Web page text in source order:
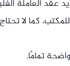
الفلبينية خلال 48
كما لا
تمامًا.